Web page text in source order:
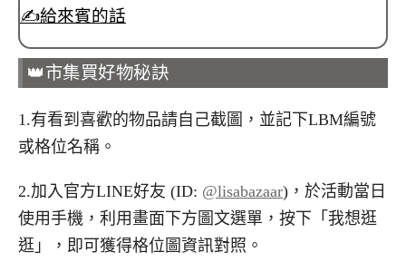
✍️給來賓的話
👑市集買好物秘訣
1.有看到喜歡的物品請自己截圖，並記下LBM編號
或格位名稱。
2.加入官方LINE好友 (ID: @lisabazaar)，於活動當日
使用手機，利用畫面下方圖文選單，按下「我想逛
逛」，即可獲得格位圖資訊對照。